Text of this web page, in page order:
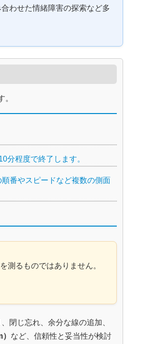
わせた情緒障害の探索など多
分程度で終了します。
番やスピードなど複数の側面
測るものではありません。
閉じ忘れ、余分な線の追加、
など、信頼性と妥当性が検討